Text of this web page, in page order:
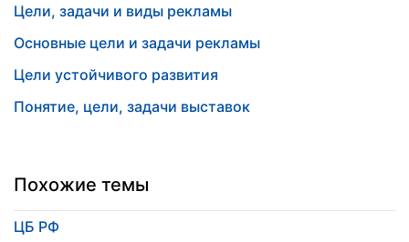
Цели, задачи и виды рекламы
Основные цели и задачи рекламы
Цели устойчивого развития
Понятие, цели, задачи выставок
Похожие темы
ЦБ РФ